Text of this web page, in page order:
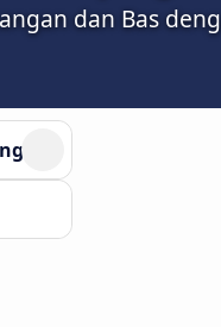
dan Bas